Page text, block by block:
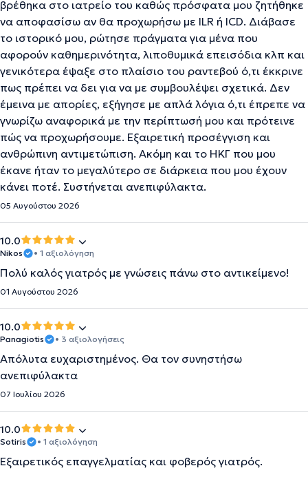
βρέθηκα στο ιατρείο του καθώς πρόσφατα μου ζητήθηκε
να αποφασίσω αν θα προχωρήσω με ILR ή ICD. Διάβασε
το ιστορικό μου, ρώτησε πράγματα για μένα που
αφορούν καθημερινότητα, λιποθυμικά επεισόδια κλπ και
γενικότερα έψαξε στο πλαίσιο του ραντεβού ό,τι έκκρινε
πως πρέπει να δει για να με συμβουλέψει σχετικά. Δεν
έμεινα με απορίες, εξήγησε με απλά λόγια ό,τι έπρεπε να
γνωρίζω αναφορικά με την περίπτωσή μου και πρότεινε
πώς να προχωρήσουμε. Εξαιρετική προσέγγιση και
ανθρώπινη αντιμετώπιση. Ακόμη και το ΗΚΓ που μου
έκανε ήταν το μεγαλύτερο σε διάρκεια που μου έχουν
κάνει ποτέ. Συστήνεται ανεπιφύλακτα.
05 Αυγούστου 2026
10.0
Nikos • 1 αξιολόγηση
Πολύ καλός γιατρός με γνώσεις πάνω στο αντικείμενο!
01 Αυγούστου 2026
10.0
Panagiotis • 3 αξιολογήσεις
Απόλυτα ευχαριστημένος. Θα τον συνηστήσω
ανεπιφύλακτα
07 Ιουλίου 2026
10.0
Sotiris • 1 αξιολόγηση
Εξαιρετικός επαγγελματίας και φοβερός γιατρός.